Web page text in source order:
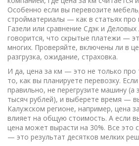
Особенно если вы перевозите
стройматериалы — как в статьях про
Газели или сравнение Сдэк и
говорится, что скрытые платежи —
многих. Проверяйте, включены ли в
разгрузка, ожидание, страховка.
И да, цена за км — это не только про
то, как вы планируете перевозку.
правильно, не перегрузите машину
тысяч рублей), и выберете время —
Калужском регионе, например, цена
влияет на общую стоимость. А если
цена может вырасти на 30%. Все это
— это результат десятков мелких